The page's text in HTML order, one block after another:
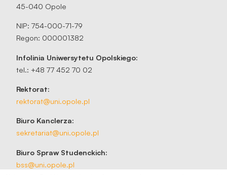
45-040 Opole
NIP: 754-000-71-79
Regon: 000001382
Infolinia Uniwersytetu Opolskiego:
tel.: +48 77 452 70 02
Rektorat:
rektorat@uni.opole.pl
Biuro Kanclerza:
sekretariat@uni.opole.pl
Biuro Spraw Studenckich:
bss@uni.opole.pl